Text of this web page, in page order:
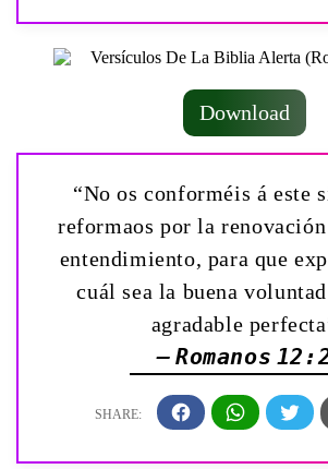
Download
“No os conforméis á este
reformaos por la
entendimiento, para que
cuál sea la buena
agradable
— Romanos